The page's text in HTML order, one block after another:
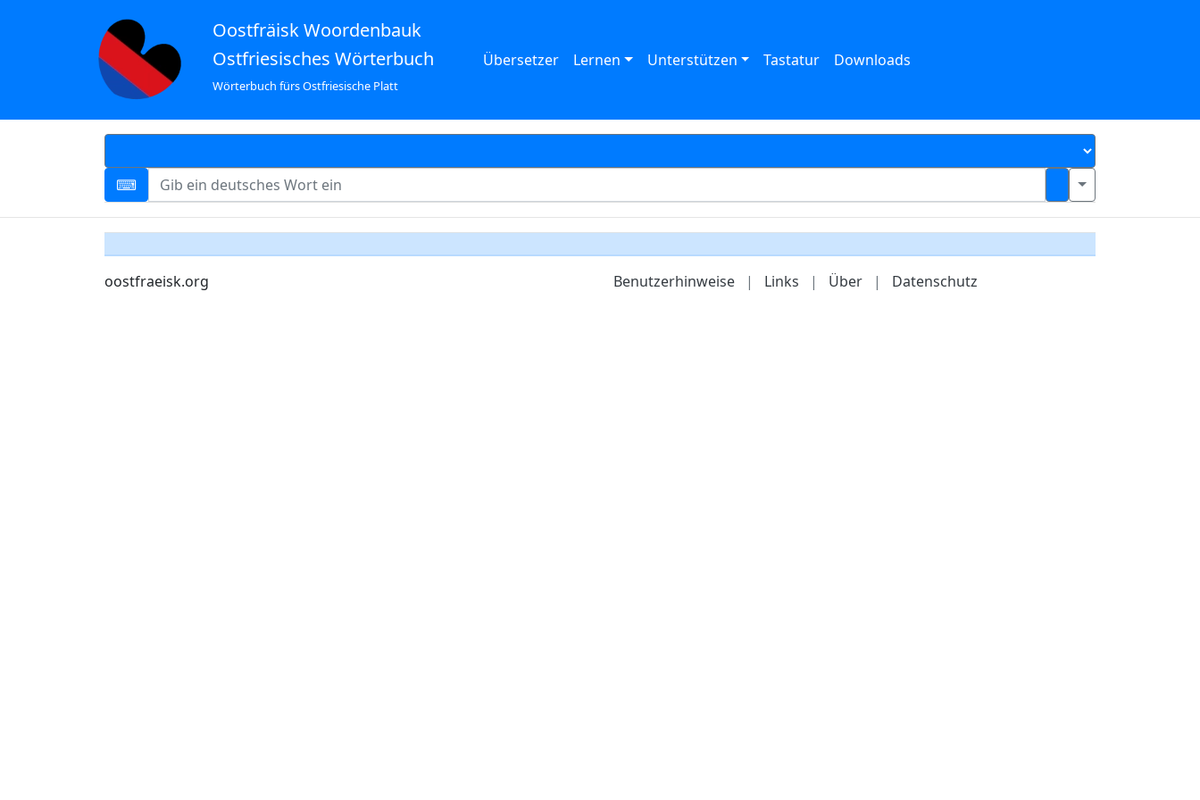
Oostfräisk Woordenbauk
Ostfriesisches Wörterbuch
Wörterbuch fürs Ostfriesische Platt
Übersetzer Lernen Unterstützen Tastatur Downloads
oostfraeisk.org Benutzerhinweise | Links | Über | Datenschutz